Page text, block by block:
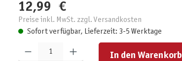
12,99 €
Preise inkl. MwSt. zzgl. Versandkosten
Sofort verfügbar, Lieferzeit: 3-5 Werktage
In den Warenkorb